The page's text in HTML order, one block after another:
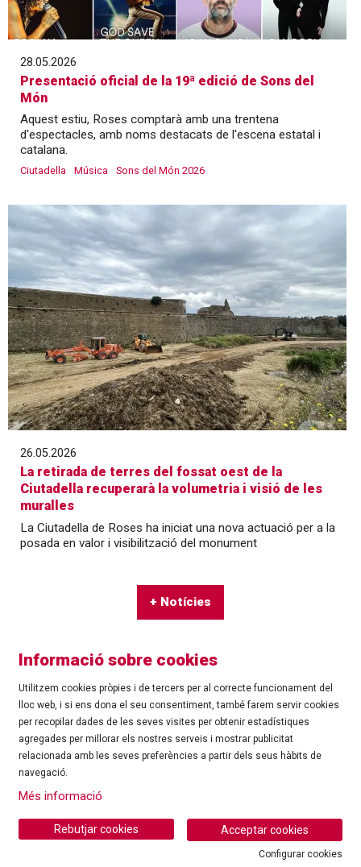
28.05.2026
Presentació oficial de la 19ª edició de Sons del
Món
Aquest estiu, Roses comptarà amb una trentena
d'espectacles, amb noms destacats de l'escena estatal i
catalana.
Ciutadella Música Sons del Món 2026
26.05.2026
La retirada de terres del fossat oest de la
Ciutadella recuperarà la volumetria i visió de les
muralles
La Ciutadella de Roses ha iniciat una nova actuació per a la
posada en valor i visibilització del monument
+ Notícies
©Ajuntament de Roses| C/ Tarragona, 81 | 17480 ROSES
Tel.: 972 25 24 00 |cultura@roses.cat
Sitemap | Ús de Cookies
Informació sobre cookies
Utilitzem cookies pròpies i de tercers per al correcte funcionament del
lloc web, i si ens dona el seu consentiment, també farem servir cookies
per recopilar dades de les seves visites per obtenir estadístiques
agregades per millorar els nostres serveis i mostrar publicitat
relacionada amb les seves preferències a partir dels seus hàbits de
navegació.
Més informació
Acceptar cookies
Rebutjar cookies
Configurar cookies